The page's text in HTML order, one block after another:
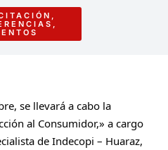
,
,
se llevará a cabo la
al Consumidor,» a cargo
de Indecopi – Huaraz,